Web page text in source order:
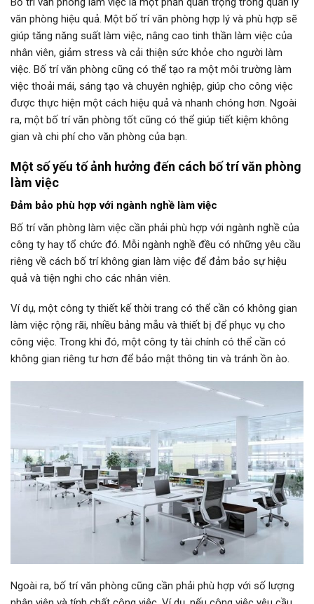
văn phòng hiệu quả. Một bố trí văn phòng hợp lý và phù hợp sẽ
giúp tăng năng suất làm việc, nâng cao tinh thần làm việc của
nhân viên, giảm stress và cải thiện sức khỏe cho người làm
việc. Bố trí văn phòng cũng có thể tạo ra một môi trường làm
việc thoải mái, sáng tạo và chuyên nghiệp, giúp cho công việc
được thực hiện một cách hiệu quả và nhanh chóng hơn. Ngoài
ra, một bố trí văn phòng tốt cũng có thể giúp tiết kiệm không
gian và chi phí cho văn phòng của bạn.
Một số yếu tố ảnh hưởng đến cách bố trí văn phòng
làm việc
Đảm bảo phù hợp với ngành nghề làm việc
Bố trí văn phòng làm việc cần phải phù hợp với ngành nghề của
công ty hay tổ chức đó. Mỗi ngành nghề đều có những yêu cầu
riêng về cách bố trí không gian làm việc để đảm bảo sự hiệu
quả và tiện nghi cho các nhân viên.
Ví dụ, một công ty thiết kế thời trang có thể cần có không gian
làm việc rộng rãi, nhiều bảng mẫu và thiết bị để phục vụ cho
công việc. Trong khi đó, một công ty tài chính có thể cần có
không gian riêng tư hơn để bảo mật thông tin và tránh ồn ào.
Ngoài ra, bố trí văn phòng cũng cần phải phù hợp với số lượng